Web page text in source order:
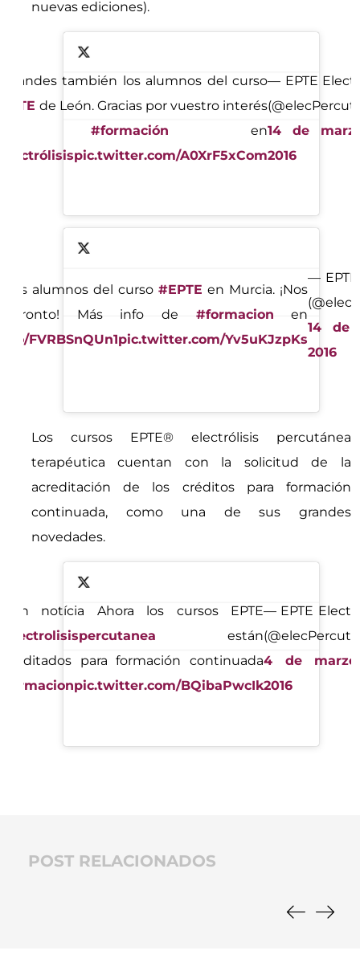
nuevas ediciones).
grandes también los alumnos del curso
de León. Gracias por vuestro interés
#formación en
pic.twitter.com/A0XrF5xCom
— EPTE
14 de
2016
los alumnos del curso#EPTE en Murcia. ¡Nos
pronto! Más info de #formacion en
FVRBSnQUn1pic.twitter.com/Yv5uKJzpKs
—
14 de
2016
Los cursos EPTE® electrólisis percutánea
terapéutica cuentan con la solicitud de la
acreditación de los créditos para formación
continuada, como una de sus grandes
novedades.
notícia Ahora los cursos EPTE
están
para formación continuada
pic.twitter.com/BQibaPwcIk
— EPTE
4 de
2016
POST RELACIONADOS